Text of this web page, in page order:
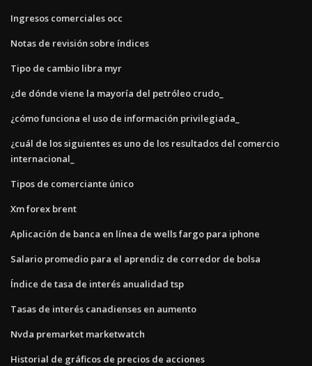
Ingresos comerciales occ
Notas de revisión sobre índices
Tipo de cambio libra myr
¿de dónde viene la mayoría del petróleo crudo_
¿cómo funciona el uso de información privilegiada_
¿cuál de los siguientes es uno de los resultados del comercio
internacional_
Tipos de comerciante único
Xm forex brent
Aplicación de banca en línea de wells fargo para iphone
Salario promedio para el aprendiz de corredor de bolsa
Índice de tasa de interés anualidad tsp
Tasas de interés canadienses en aumento
Nvda premarket marketwatch
Historial de gráficos de precios de acciones